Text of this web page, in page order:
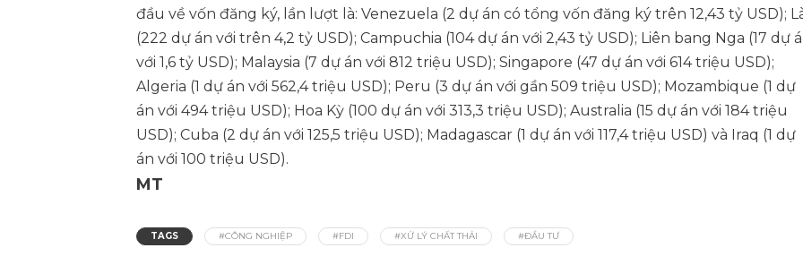
đầu về vốn đăng ký, lần lượt là: Venezuela (2 dự án có tổng vốn đăng ký trên 12,43 tỷ USD);
(222 dự án với trên 4,2 tỷ USD); Campuchia (104 dự án với 2,43 tỷ USD); Liên bang Nga (17 dự
với 1,6 tỷ USD); Malaysia (7 dự án với 812 triệu USD); Singapore (47 dự án với 614 triệu USD);
Algeria (1 dự án với 562,4 triệu USD); Peru (3 dự án với gần 509 triệu USD); Mozambique (1 dự
án với 494 triệu USD); Hoa Kỳ (100 dự án với 313,3 triệu USD); Australia (15 dự án với 184 triệu
USD); Cuba (2 dự án với 125,5 triệu USD); Madagascar (1 dự án với 117,4 triệu USD) và Iraq (1 dự
án với 100 triệu USD).
MT
TAGS #CÔNG NGHIỆP #FDI #XỬ LÝ CHẤT THẢI #ĐẦU TƯ